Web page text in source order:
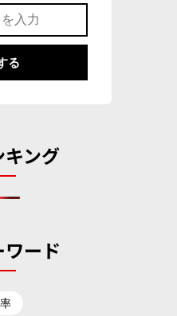
ング
ード